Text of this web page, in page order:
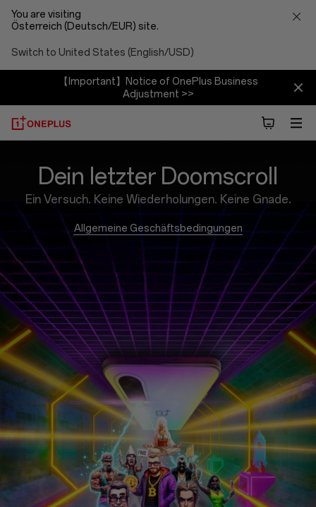
You are visiting
Österreich (Deutsch/EUR) site.
Switch to United States (English/USD)
【Important】Notice of OnePlus Business
Adjustment >>
Brain
Rot
Blaster
Dein letzter Doomscroll
Ein Versuch. Keine Wiederholungen. Keine Gnade.
Allgemeine Geschäftsbedingungen